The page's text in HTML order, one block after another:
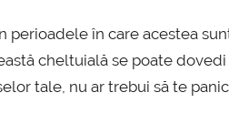
perioadele în care acestea
cheltuială se poate dovedi
tale, nu ar trebui să te